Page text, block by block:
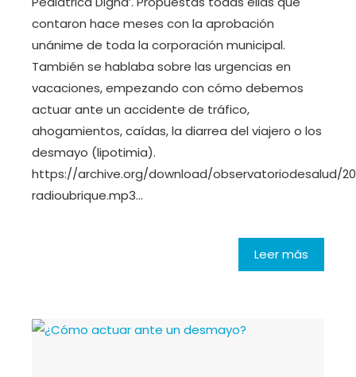
contaron hace meses con la aprobación
unánime de toda la corporación municipal.
También se hablaba sobre las urgencias en
vacaciones, empezando con cómo debemos
actuar ante un accidente de tráfico,
ahogamientos, caídas, la diarrea del viajero o los
desmayo (lipotimia).
https://archive.org/download/observatoriodesalud/
radioubrique.mp3…
Leer más